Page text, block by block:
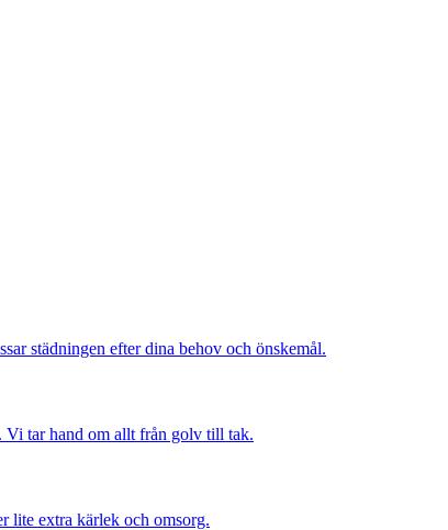
städningen efter dina behov och önskemål.
Vi tar hand om allt från golv till tak.
lite extra kärlek och omsorg.